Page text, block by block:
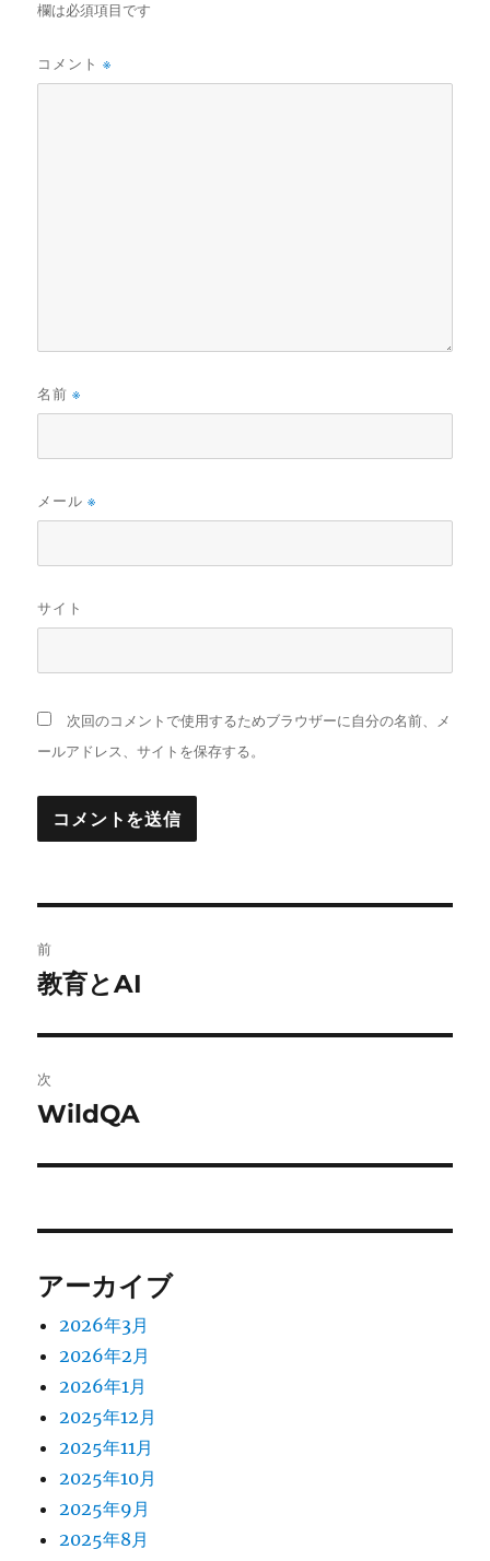
欄は必須項目です
コメント※
名前※
メール※
サイト
次回のコメントで使用するためブラウザーに自分の名前、メ
ールアドレス、サイトを保存する。
稿
ビ
ゲ
ー
ン
前
前
投
稿:
教育とAI
次
次
投
WildQA
アーカイブ
2026年3月
2026年2月
2026年1月
2025年12月
2025年11月
2025年10月
2025年9月
2025年8月